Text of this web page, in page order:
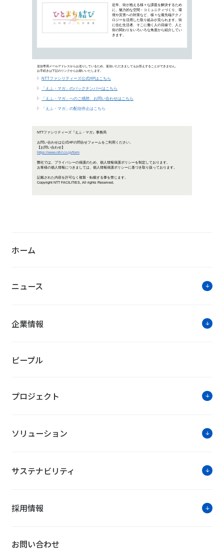
データセンター＆ストレージ EXPO
お知らせ・
街づくりのシンクタンク機能とマネジメン
ソリューションに関
お問い合わせは公式HPの
ホーム
ニュース
企業情報
ピープル
プロジェクト
ソリューション
サステナビリティ
採用情報
お問い合わせ